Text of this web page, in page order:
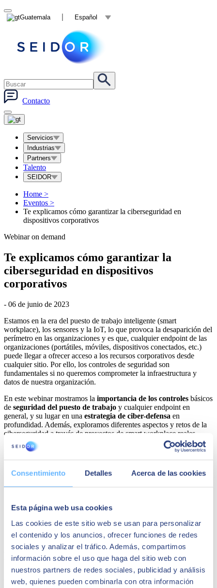
Consentimiento Detalles Acerca de las cookies
Esta página web usa cookies
Las cookies de este sitio web se usan para personalizar
el contenido y los anuncios, ofrecer funciones de redes
sociales y analizar el tráfico. Además, compartimos
información sobre el uso que haga del sitio web con
nuestros partners de redes sociales, publicidad y análisis
web, quienes pueden combinarla con otra información
Guatemala Español
Contacto
Servicios
Industrias
Partners
Talento
SEIDOR
Home >
Eventos >
Te explicamos cómo garantizar la ciberseguridad en
dispositivos corporativos
Webinar on demand
Te explicamos cómo garantizar la
ciberseguridad en dispositivos
corporativos
- 06 de junio de 2023
Estamos en la era del puesto de trabajo inteligente (smart
workplace), los sensores y la IoT, lo que provoca la desaparición del
perímetro en las organizaciones y es que, cualquier endpoint de las
organizaciones (portátiles, móviles, dispositivos conectados, etc.)
puede llegar a ofrecer acceso a los recursos corporativos desde
cualquier sitio. Por ello, los controles de seguridad son
fundamentales si no queremos comprometer la infraestructura y
datos de nuestra organización.
En este webinar mostramos la importancia de los controles básicos
de seguridad del puesto de trabajo y cualquier endpoint en
general, y su lugar en una estrategia de ciber-defensa en
profundidad. Además, exploramos diferentes aspectos y retos de la
ciberseguridad a través de proyectos de smart workplace reales.
AGENDA
Cómo garantizar la ciberseguridad en dispositivos
Estrategias de seguridad en los endpoints del smart
Casos reales: retos, objetivos y beneficios.
Conclusiones y recomendaciones.
Ponentes:
Juan Hidalgo